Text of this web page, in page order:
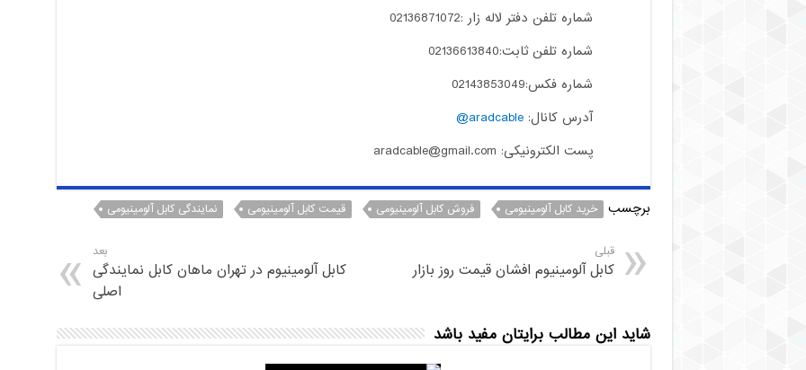
شماره تلفن دفتر لاله زار :02136871072
شماره تلفن ثابت:02136613840
شماره فکس:02143853049
آدرس کانال:aradcable@
پست الکترونیکی: aradcable@gmail.com
برچسب خرید کابل آلومینیومی فروش کابل آلومینیومی قیمت کابل آلومینیومی نمایندگی کابل آلومینیومی
قبلی
کابل آلومینیوم افشان قیمت روز بازار
بعد
کابل آلومینیوم در تهران ماهان کابل نمایندگی
اصلی
شاید این مطالب برایتان مفید باشد